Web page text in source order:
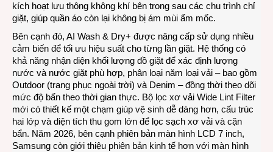
kích hoạt lưu thông không khí bên trong sau các chu trình chỉ
giặt, giúp quần áo còn lại không bị ám mùi ẩm mốc.
Bên cạnh đó, AI Wash & Dry+ được nâng cấp sử dụng nhiều
cảm biến để tối ưu hiệu suất cho từng lần giặt. Hệ thống có
khả năng nhận diện khối lượng đồ giặt để xác định lượng
nước và nước giặt phù hợp, phân loại năm loại vải – bao gồm
Outdoor (trang phục ngoài trời) và Denim – đồng thời theo dõi
mức độ bẩn theo thời gian thực. Bộ lọc xơ vải Wide Lint Filter
mới có thiết kế một chạm giúp vệ sinh dễ dàng hơn, cấu trúc
hai lớp và diện tích thu gom lớn để lọc sạch xơ vải và cặn
bẩn. Năm 2026, bên cạnh phiên bản màn hình LCD 7 inch,
Samsung còn giới thiệu phiên bản kinh tế hơn với màn hình